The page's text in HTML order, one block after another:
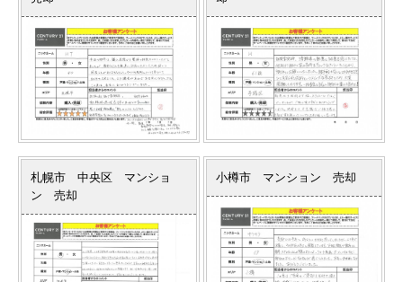
札幌市 中央区 マンショ
ン 売却
小樽市 マンション 売却